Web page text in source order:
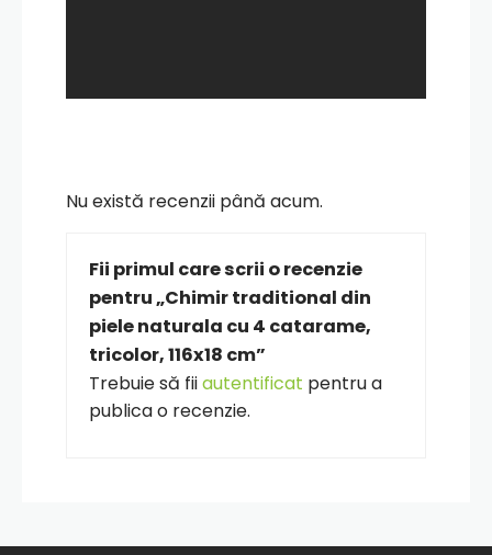
Nu există recenzii până acum.
Fii primul care scrii o recenzie
pentru „Chimir traditional din
piele naturala cu 4 catarame,
tricolor, 116x18 cm”
Trebuie să fiiautentificat pentru a
publica o recenzie.